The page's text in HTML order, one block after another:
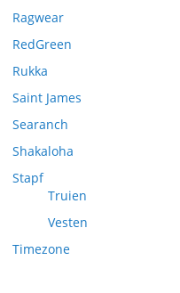
Ragwear
RedGreen
Rukka
Saint James
Searanch
Shakaloha
Stapf
Truien
Vesten
Timezone